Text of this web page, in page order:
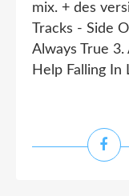
mix. + des
Tracks - Side
Always True 3.
Help Falling In